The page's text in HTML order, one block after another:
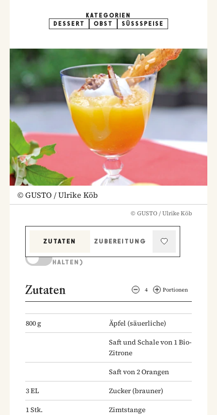
KATEGORIEN
DESSERT
OBST SÜSSSPEISE
©GUSTO / Ulrike Köb
© GUSTO / Ulrike Köb
ZUTATEN
ZUBEREITUNG
HALTEN)
Zutaten 4 Portionen
800g Äpfel (säuerliche)
Saft und Schale von 1 Bio-
Zitrone
Saft von 2 Orangen
3EL Zucker (brauner)
1Stk.
Zimtstange